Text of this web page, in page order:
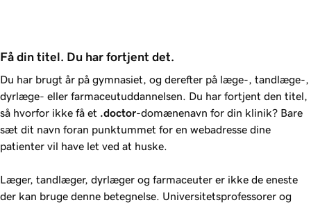
Få din titel. Du har fortjent det.
Du har brugt år på gymnasiet, og derefter på læge-, tandlæge-,
dyrlæge- eller farmaceutuddannelsen. Du har fortjent den titel,
så hvorfor ikke få et .doctor-domænenavn for din klinik? Bare
sæt dit navn foran punktummet for en webadresse dine
patienter vil have let ved at huske.
Læger, tandlæger, dyrlæger og farmaceuter er ikke de eneste
der kan bruge denne betegnelse. Universitetsprofessorer og